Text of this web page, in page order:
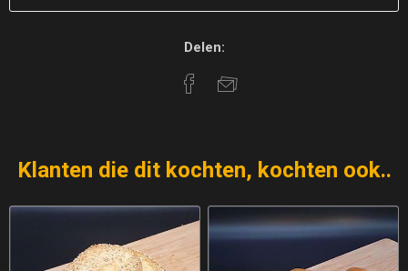
Delen:
Klanten die dit kochten, kochten ook..